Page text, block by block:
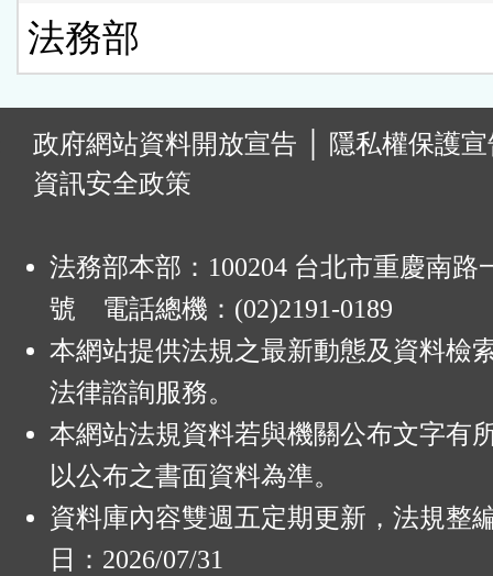
法務部
政府網站資料開放宣告
隱私權保護
資訊安全政策
法務部本部：100204 台北市重慶南路
號 電話總機：(02)2191-0189
本網站提供法規之最新動態及資料檢
法律諮詢服務。
本網站法規資料若與機關公布文字有
以公布之書面資料為準。
資料庫內容雙週五定期更新，法規整
日：2026/07/31